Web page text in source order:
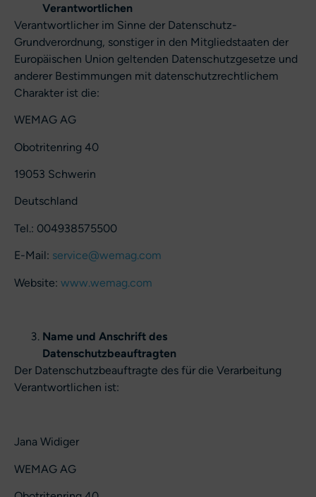
Verantwortlichen
Verantwortlicher im Sinne der Datenschutz-
Grundverordnung, sonstiger in den Mitgliedstaaten der
Europäischen Union geltenden Datenschutzgesetze und
anderer Bestimmungen mit datenschutzrechtlichem
Charakter ist die:
WEMAG AG
Obotritenring 40
19053 Schwerin
Deutschland
Tel.: 004938575500
E-Mail: service@wemag.com
Website: www.wemag.com
Name und Anschrift des
Datenschutzbeauftragten
Der Datenschutzbeauftragte des für die Verarbeitung
Verantwortlichen ist:
Jana Widiger
WEMAG AG